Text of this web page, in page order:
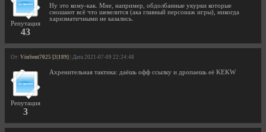
Репутация
43
Ну это кому-как. Мне, например, обдолбанные укурки которые
сношают всё что шевелится (ака главный персонаж игры), никогда
харизматичными не казались.
От: VinSent7025 [3|189] | Дата 2021-07-09 22:24:48
Репутация
3
Ахренительная тактика: даёшь офф ссылку и дропаешь её KEKW